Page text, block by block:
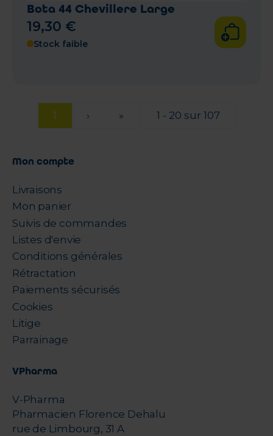
Bota 44 Chevillere Large
19,30 €
Stock faible
1 › » 1 - 20 sur 107
Mon compte
Livraisons
Mon panier
Suivis de commandes
Listes d'envie
Conditions générales
Rétractation
Paiements sécurisés
Cookies
Litige
Parrainage
VPharma
V-Pharma
Pharmacien Florence Dehalu
rue de Limbourg, 31 A